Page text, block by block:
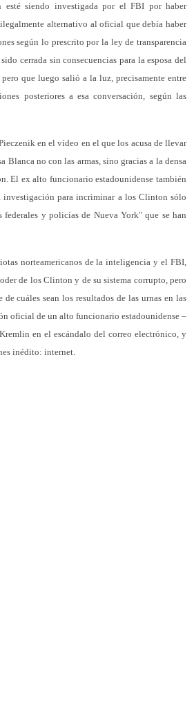
esté siendo investigada por el FBI por haber
alternativo al oficial que debía haber
según lo prescrito por la ley de transparencia
cerrada sin consecuencias para la esposa del
que luego salió a la luz, precisamente entre
posteriores a esa conversación, según las
en el vídeo en el que los acusa de llevar
no con las armas, sino gracias a la densa
El ex alto funcionario estadounidense también
para incriminar a los Clinton sólo
federales y policías de Nueva York" que se han
norteamericanos de la inteligencia y el FBI,
de los Clinton y de su sistema corrupto, pero
cuáles sean los resultados de las urnas en las
oficial de un alto funcionario estadounidense –
en el escándalo del correo electrónico, y
inédito: internet.